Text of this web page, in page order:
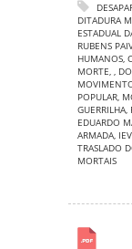
DITADURA
ESTADUAL
RUBENS
HUMANOS,
MORTE, ,
POPULAR,
GUERRILHA,
EDUARDO
ARMADA,
TRASLADO
MORTAIS